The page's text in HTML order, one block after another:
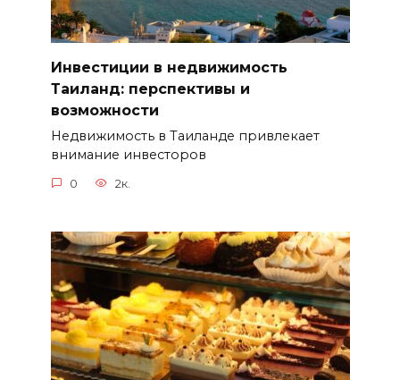
Инвестиции в недвижимость
Таиланд: перспективы и
возможности
Недвижимость в Таиланде привлекает
внимание инвесторов
0 2к.